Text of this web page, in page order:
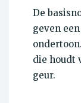
De
geven
die houdt
geur.